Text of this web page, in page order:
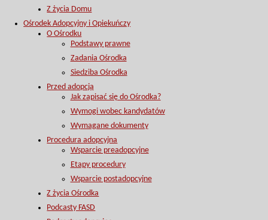
Z życia Domu
Ośrodek Adopcyjny i Opiekuńczy
O Ośrodku
Podstawy prawne
Zadania Ośrodka
Siedziba Ośrodka
Przed adopcją
Jak zapisać się do Ośrodka?
Wymogi wobec kandydatów
Wymagane dokumenty
Procedura adopcyjna
Wsparcie preadopcyjne
Etapy procedury
Wsparcie postadopcyjne
Z życia Ośrodka
Podcasty FASD